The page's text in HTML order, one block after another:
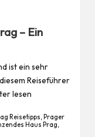
– Ein
ist ein sehr
Reiseführer
lesen
Reisetipps Prager
Haus Prag